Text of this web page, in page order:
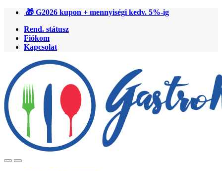
Ugrás
navigációhoz
Ugrás
tartalomra
🎁 G2026 kupon + mennyiségi kedv. 5%-ig
Rend. státusz
Fiókom
Kapcsolat
OpenClose